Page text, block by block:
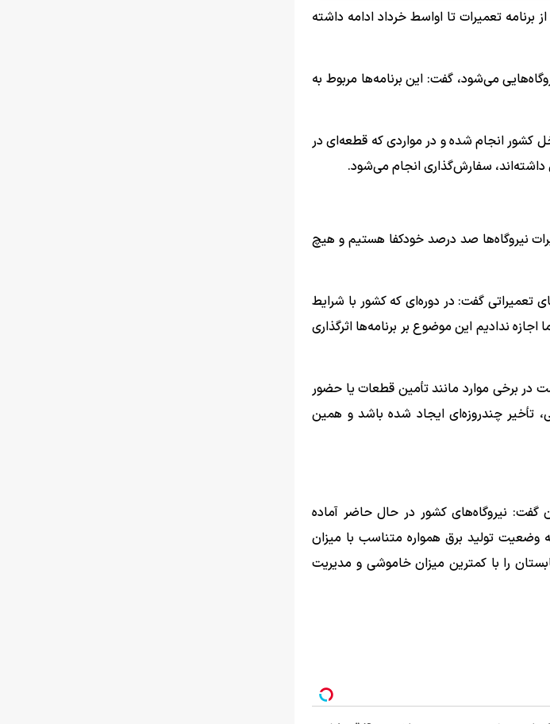
تعمیرات تا اواسط خرداد ادامه داشته
می‌شود، گفت: این برنامه‌ها مربوط به
کشور انجام شده و در مواردی که قطعه‌ای در
داشته‌اند، سفارش‌گذاری انجام می‌شود.
نیروگاه‌ها صد درصد خودکفا هستیم و هیچ
تعمیراتی گفت: در دوره‌ای که کشور با شرایط
اجازه ندادیم این موضوع بر برنامه‌ها اثرگذاری
در برخی موارد مانند تأمین قطعات یا حضور
تأخیر چندروزه‌ای ایجاد شده باشد و همین
گفت: نیروگاه‌های کشور در حال حاضر آماده
وضعیت تولید برق همواره متناسب با میزان
را با کمترین میزان خاموشی و مدیریت